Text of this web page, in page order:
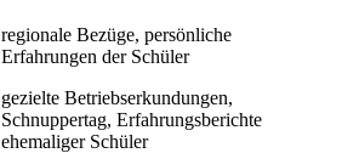
regionale Bezüge, persönliche
Erfahrungen der Schüler
gezielte Betriebserkundungen,
Schnuppertag, Erfahrungsberichte
ehemaliger Schüler